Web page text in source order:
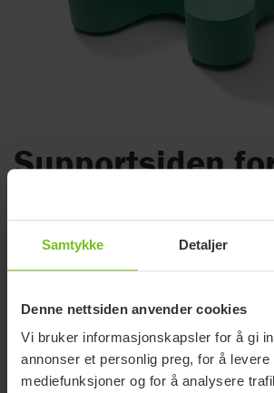
Samtykke Detaljer
Denne nettsiden anvender cookies
Vi bruker informasjonskapsler for å gi
annonser et personlig preg, for å levere
mediefunksjoner og for å analysere
Supportsiden
Immedia
(Produktet har
En praktisk fotskammel for
sittestilling.
Etac CloverFoot er en fotskammel som
brukerens føtter i forbindelse med
rullestol eller annet sittested som ikke